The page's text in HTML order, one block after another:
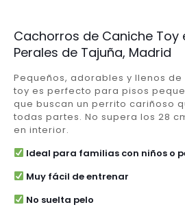
Cachorros de Caniche Toy
Perales de Tajuña, Madrid
Pequeños, adorables y llenos
toy es perfecto para pisos
que buscan un perrito cariñoso
todas partes. No supera los 28
en interior.
Ideal para familias con niños o
Muy fácil de entrenar
No suelta pelo